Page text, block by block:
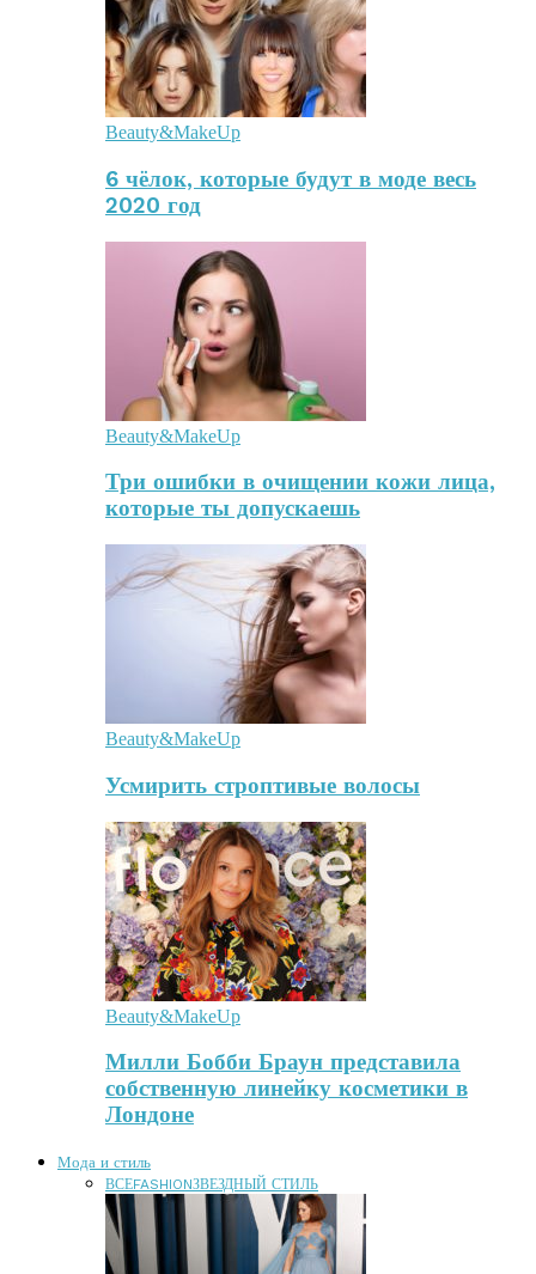
Beauty&MakeUp
6 чёлок, которые будут в моде весь
2020 год
Beauty&MakeUp
Три ошибки в очищении кожи лица,
которые ты допускаешь
Beauty&MakeUp
Усмирить строптивые волосы
Beauty&MakeUp
Милли Бобби Браун представила
собственную линейку косметики в
Лондоне
Мода и стиль
ВСЕFASHIONЗВЕЗДНЫЙ СТИЛЬ